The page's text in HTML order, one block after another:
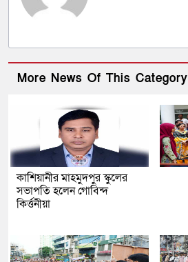
More News Of This Category
কাশিয়ানীর মাহমুদপুর স্কুলের
সভাপতি হলেন গোবিন্দ
কির্ত্তনীয়া